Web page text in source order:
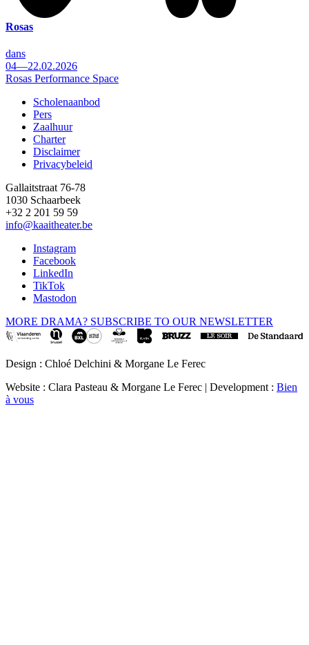
Rosas
dans
04—22.02.2026
Rosas Performance Space
Footer
Scholenaanbod
Pers
Zaalhuur
Charter
Disclaimer
Privacybeleid
Gallaitstraat 76-78
1030 Schaarbeek
+32 2 201 59 59
info@kaaitheater.be
Instagram
Facebook
LinkedIn
TikTok
Mastodon
MORE DRAMA? SUBSCRIBE TO OUR NEWSLETTER
Design : Chloé Delchini & Morgane Le Ferec
Website : Clara Pasteau & Morgane Le Ferec | Development : Bien
à vous